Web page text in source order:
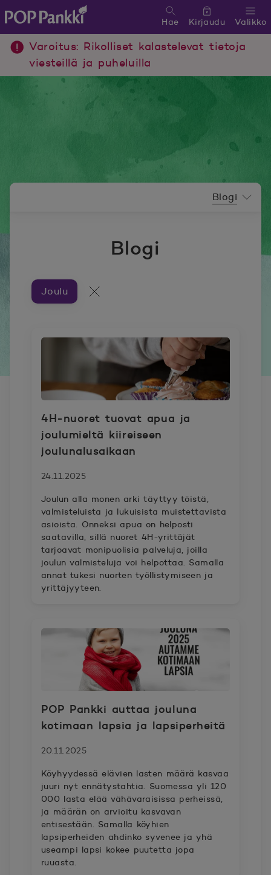
POP Pankki, etusivulle
Valikko
Hae Kirjaudu
Varoitus: Rikolliset kalastelevat tietoja
viesteillä ja puheluilla
Blogi
Blogi
Artikkeleita aiheesta ###
Joulu Kaikki artikkelit
4H-nuoret tuovat apua ja
joulumieltä kiireiseen
joulunalusaikaan
24.11.2025
Joulun alla monen arki täyttyy töistä,
valmisteluista ja lukuisista muistettavista
asioista. Onneksi apua on helposti
saatavilla, sillä nuoret 4H-yrittäjät
tarjoavat monipuolisia palveluja, joilla
joulun valmisteluja voi helpottaa. Samalla
annat tukesi nuorten työllistymiseen ja
yrittäjyyteen.
POP Pankki auttaa jouluna
kotimaan lapsia ja lapsiperheitä
20.11.2025
Köyhyydessä elävien lasten määrä kasvaa
juuri nyt ennätystahtia. Suomessa yli 120
000 lasta elää vähävaraisissa perheissä,
ja määrän on arvioitu kasvavan
entisestään. Samalla köyhien
lapsiperheiden ahdinko syvenee ja yhä
useampi lapsi kokee puutetta jopa
ruuasta.